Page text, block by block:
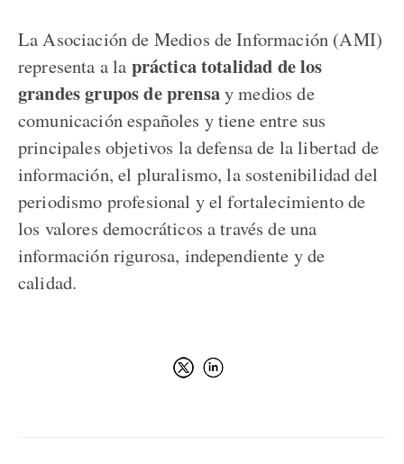
La Asociación de Medios de Información (AMI)
representa a la práctica totalidad de los
grandes grupos de prensay medios de
comunicación españoles y tiene entre sus
principales objetivos la defensa de la libertad de
información, el pluralismo, la sostenibilidad del
periodismo profesional y el fortalecimiento de
los valores democráticos a través de una
información rigurosa, independiente y de
calidad.